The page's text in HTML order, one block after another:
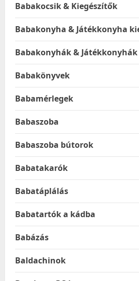
Babakocsik & Kiegészítők
Babakonyha & Játékkonyha
Babakonyhák & Játékkonyhák
Babakönyvek
Babamérlegek
Babaszoba
Babaszoba bútorok
Babatakarók
Babatáplálás
Babatartók a kádba
Babázás
Baldachinok